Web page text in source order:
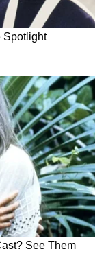
পৌঁছেছে ২০
শুরুই হয়ে